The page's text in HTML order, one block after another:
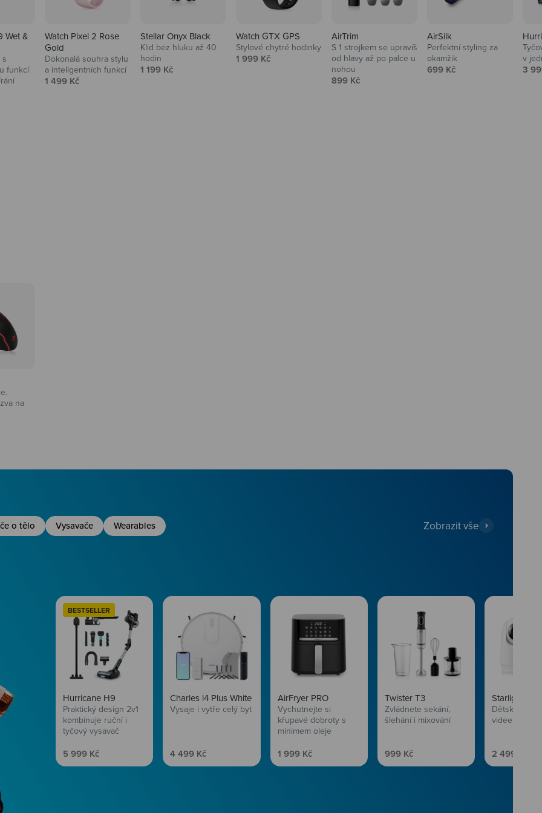
Wet &
s
funkcí
Watch Pixel 2 Rose
Gold
Dokonalá souhra stylu
a inteligentních funkcí
Prodejní cena
1 499 Kč
Stellar Onyx Black
Klid bez hluku až 40
hodin
Prodejní cena
1 199 Kč
Watch GTX GPS
Stylové chytré hodinky
Prodejní cena
1 999 Kč
AirTrim
S 1 strojkem se upravíš
od hlavy až po palce u
nohou
Prodejní cena
899 Kč
AirSilk
Perfektní styling za
okamžik
Prodejní cena
699 Kč
v
3
na
o tělo Vysavače Wearables Zobrazit vše
BESTSELLER
Hurricane H9
Praktický design 2v1
kombinuje ruční i
tyčový vysavač
Prodejní cena
5 999 Kč
Charles i4 Plus White
Vysaje i vytře celý byt
Prodejní cena
4 499 Kč
AirFryer PRO
Vychutnejte si
křupavé dobroty s
minimem oleje
Prodejní cena
1 999 Kč
Twister T3
Zvládnete sekání,
šlehání i mixování
Prodejní cena
999 Kč
Starlight SL5
Dětská
videem
Prodejní
2 499 Kč
Péče o vlasy